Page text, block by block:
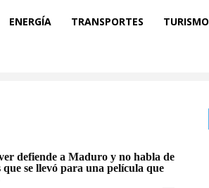
ENERGÍA TRANSPORTES TURISMO
defiende a Maduro y no habla de
que se llevó para una película que